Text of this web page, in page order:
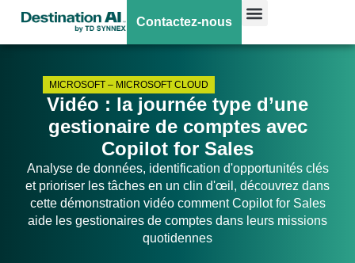
Contactez-nous
MICROSOFT – MICROSOFT CLOUD
Vidéo : la journée type d’une
gestionaire de comptes avec
Copilot for Sales
Analyse de données, identification d'opportunités clés
et prioriser les tâches en un clin d'œil, découvrez dans
cette démonstration vidéo comment Copilot for Sales
aide les gestionaires de comptes dans leurs missions
quotidennes